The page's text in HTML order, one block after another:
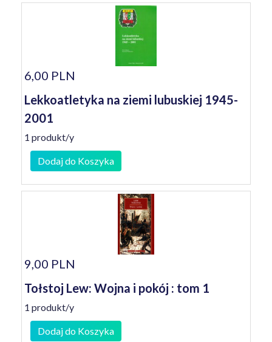
6,00 PLN
Lekkoatletyka na ziemi lubuskiej 1945-
2001
1 produkt/y
Dodaj do Koszyka
9,00 PLN
Tołstoj Lew: Wojna i pokój : tom 1
1 produkt/y
Dodaj do Koszyka